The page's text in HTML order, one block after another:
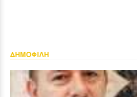
ΔΗΜΟΦΙΛΗ